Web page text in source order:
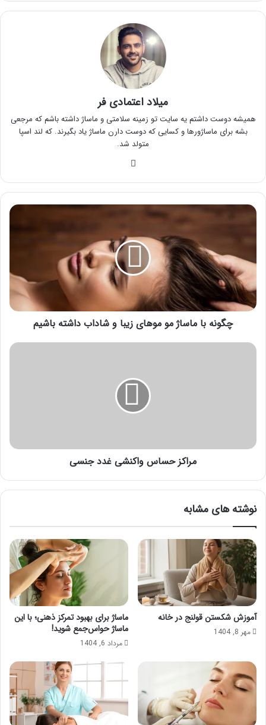
میلاد اعتمادی فر
همیشه دوست داشتم یه سایت تو زمینه سلامتی و ماساژ داشته باشم که مرجعی
بشه برای ماساژورها و کسایی که دوست دارن ماساژ یاد بگیرند. که لند اسپا
متولد شد.
چگونه
موهای
و
شاداب
داشته
چگونه با ماساژ مو موهای زیبا و شاداب داشته باشیم
مراکز
مراکز حساس واکنشی غدد جنسی
نوشته های مشابه
آموزش شکستن قولنج در خانه
مهر 8, 1404
ماساژ برای بهبود تمرکز ذهنی؛ با این
ماساژ حواس‌جمع شوید!
مرداد 6, 1404